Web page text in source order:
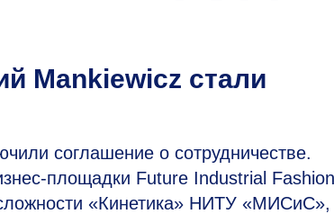
Mankiewicz стали
соглашение о сотрудничестве.
площадки Future Industrial
«Кинетика» НИТУ «МИСиС»,